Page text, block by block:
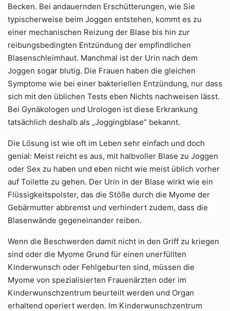
Becken. Bei andauernden Erschütterungen, wie Sie
typischerweise beim Joggen entstehen, kommt es zu
einer mechanischen Reizung der Blase bis hin zur
reibungsbedingten Entzündung der empfindlichen
Blasenschleimhaut. Manchmal ist der Urin nach dem
Joggen sogar blutig. Die Frauen haben die gleichen
Symptome wie bei einer bakteriellen Entzündung, nur dass
sich mit den üblichen Tests eben Nichts nachweisen lässt.
Bei Gynäkologen und Urologen ist diese Erkrankung
tatsächlich deshalb als „Joggingblase“ bekannt.
Die Lösung ist wie oft im Leben sehr einfach und doch
genial: Meist reicht es aus, mit halbvoller Blase zu Joggen
oder Sex zu haben und eben nicht wie meist üblich vorher
auf Toilette zu gehen. Der Urin in der Blase wirkt wie ein
Flüssigkeitspolster, das die Stöße durch die Myome der
Gebärmutter abbremst und verhindert zudem, dass die
Blasenwände gegeneinander reiben.
Wenn die Beschwerden damit nicht in den Griff zu kriegen
sind oder die Myome Grund für einen unerfüllten
Kinderwunsch oder Fehlgeburten sind, müssen die
Myome von spezialisierten Frauenärzten oder im
Kinderwunschzentrum beurteilt werden und Organ
erhaltend operiert werden. Im Kinderwunschzentrum